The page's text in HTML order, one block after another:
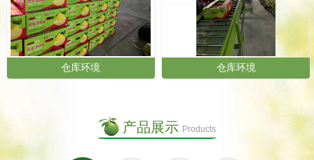
仓库环境 仓库环境
产品展示 Products